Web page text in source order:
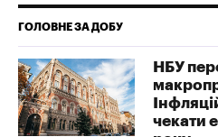
ГОЛОВНЕ ЗА ДОБУ
НБУ
чекати